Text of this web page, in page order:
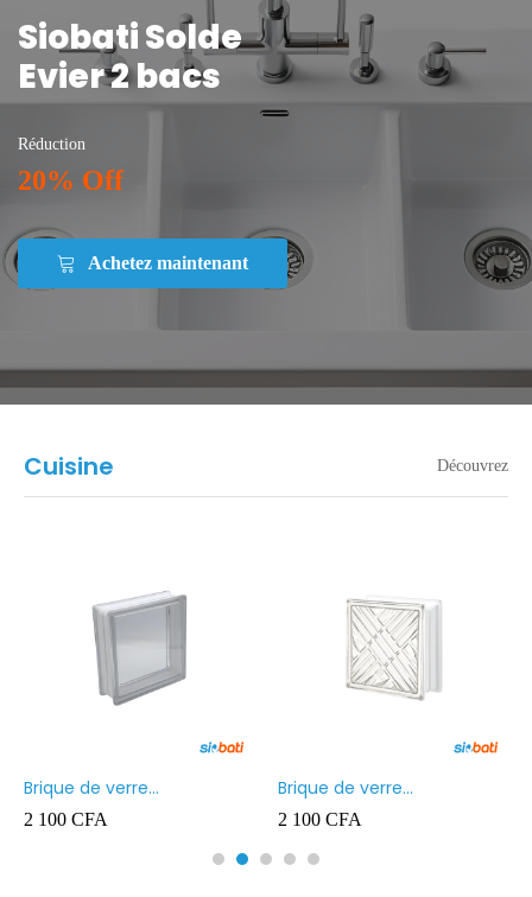
Siobati Solde
Evier 2 bacs
Réduction
20% Off
Achetez maintenant
Cuisine Découvrez
Brique de verre
190X190X80MM Transparent
2 100 CFA
Brique de verre
190X190X80MM CROSS
2 100 CFA